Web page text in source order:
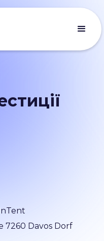
7260 Davos Dorf